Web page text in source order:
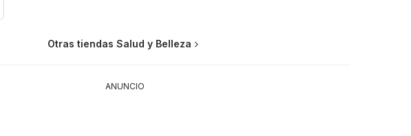
Otras tiendas Salud y Belleza
ANUNCIO